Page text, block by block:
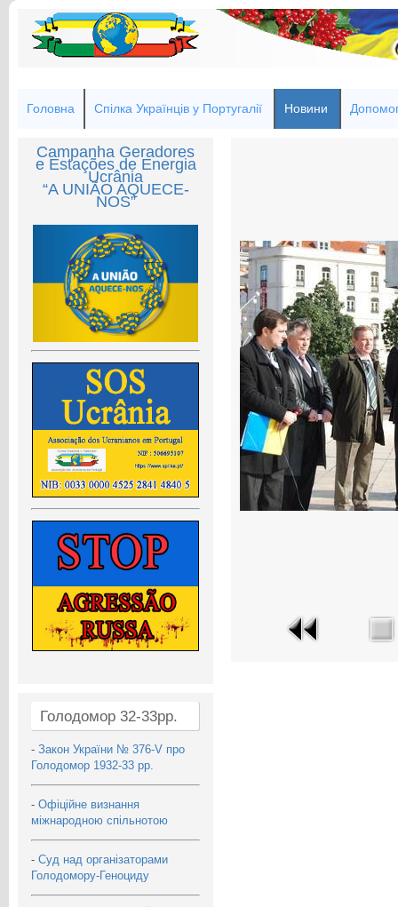
Головна Спілка Українців у Португалії Новини
Campanha Geradores
e Estações de Energia
Ucrânia
“A UNIÃO AQUECE-
NOS”
Голодомор 32-33рр.
- Закон України № 376-V про
Голодомор 1932-33 рр.
- Офіційне визнання
міжнародною спільнотою
- Суд над організаторами
Голодомору-Геноциду